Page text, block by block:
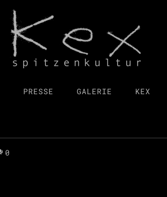
PRESSE GALERIE KEX
0